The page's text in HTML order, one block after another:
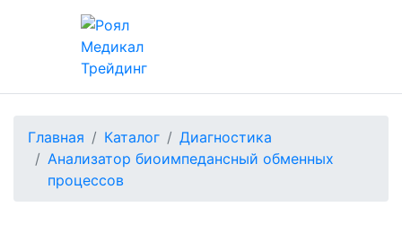
Главная Каталог
Диагностика
Анализатор биоимпедансный обменных
процессов